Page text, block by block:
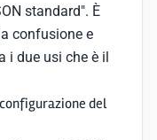
standard". È
confusione e
i due usi che è il
del